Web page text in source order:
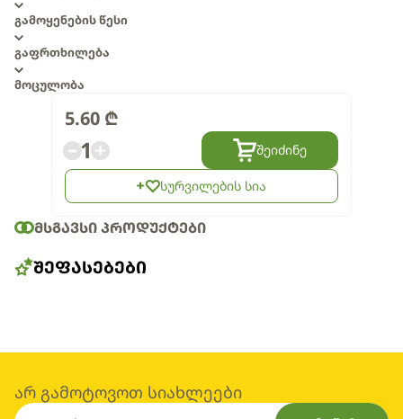
გამოყენების წესი
გაფრთხილება
მოცულობა
5.60 ₾
1 შეიძინე
სურვილების სია
ᲛᲡᲒᲐᲕᲡᲘ ᲞᲠᲝᲓᲣᲥᲢᲔᲑᲘ
ᲨᲔᲤᲐᲡᲔᲑᲔᲑᲘ
არ გამოტოვოთ სიახლეები